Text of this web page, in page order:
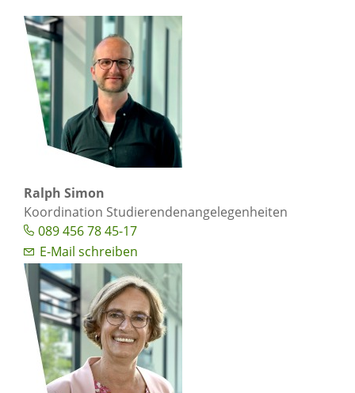
Ralph Simon
Koordination Studierendenangelegenheiten
089 456 78 45-17
E-Mail schreiben